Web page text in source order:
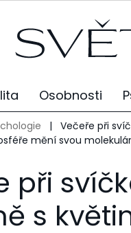
Osobnosti
|
Večeře při
mění svou
při
s